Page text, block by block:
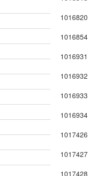
1016820
1016854
1016931
1016932
1016933
1016934
1017426
1017427
1017428